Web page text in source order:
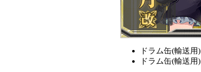
ドラム缶(輸送用)
ドラム缶(輸送用)